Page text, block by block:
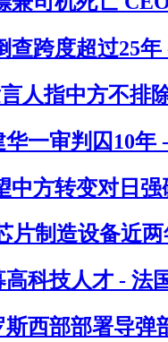
跨度超过25
人指中方不排
一审判囚10年
方转变对日
制造设备近
科技人才 - 法
西部部署导弹